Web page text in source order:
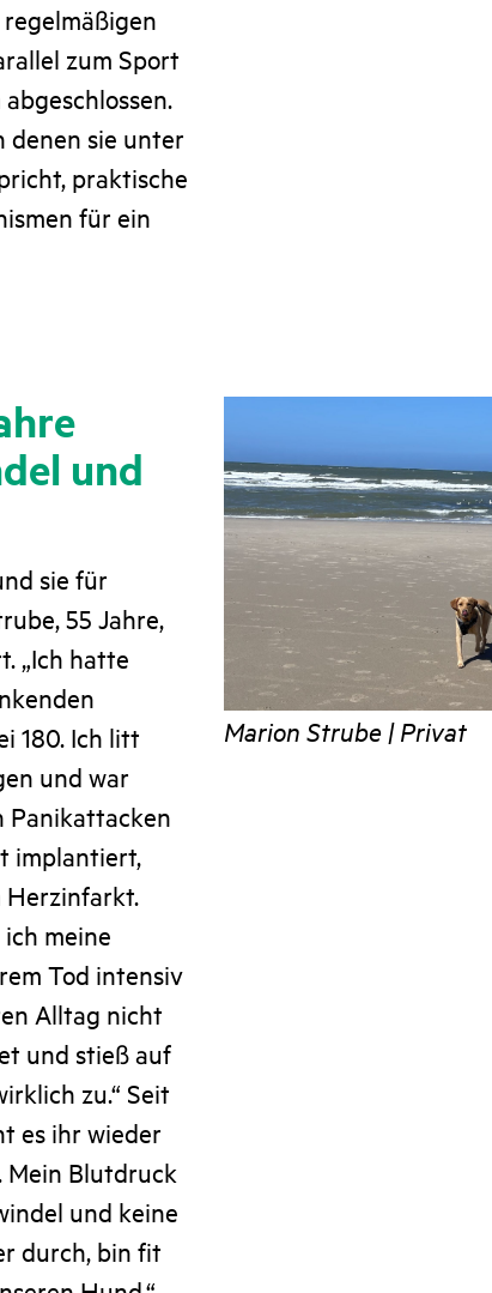
regelmäßigen
zum Sport
denen sie unter
praktische
für ein
und
sie für
55 Jahre,
„Ich hatte
180. Ich litt
und war
Panikattacken
implantiert,
Herzinfarkt.
meine
Tod intensiv
Alltag nicht
und stieß auf
zu.“ Seit
es ihr wieder
Mein Blutdruck
und keine
durch, bin fit
Marion Strube | Privat